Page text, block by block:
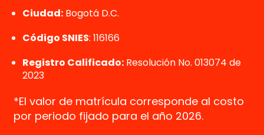
Ciudad: Bogotá D.C.
Código SNIES: 116166
Registro Calificado: Resolución No. 013074 de
2023
*El valor de matrícula corresponde al costo
por periodo fijado para el año 2026.